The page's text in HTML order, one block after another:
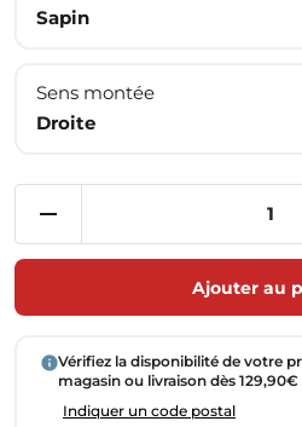
Sapin
Sens montée
Droite
Ajouter au
Vérifiez la disponibilité de votre
magasin ou livraison dès 129,90€
Indiquer un code postal